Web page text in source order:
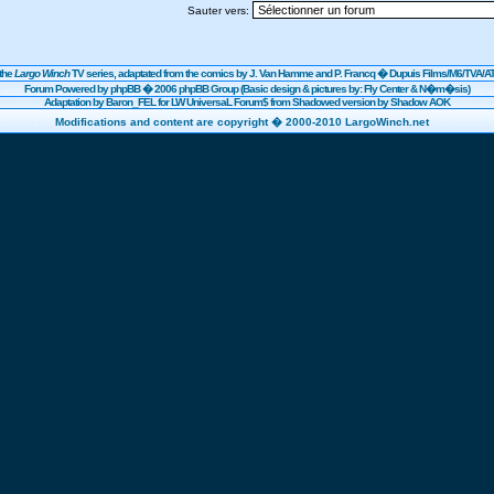
Sauter vers:
Largo WinchTV series, adaptated from the comics by J. Van Hamme and P. Francq �DupuisFilms/M6/TVA/
Forum Powered byphpBB� 2006 phpBB Group (Basic design & pictures by: Fly Center & N�m�sis)
Adaptation by Baron_FEL for LW UniversaL Forum$ from Shadowed version by Shadow AOK
Modifications and content are copyright � 2000-2010 LargoWinch.net